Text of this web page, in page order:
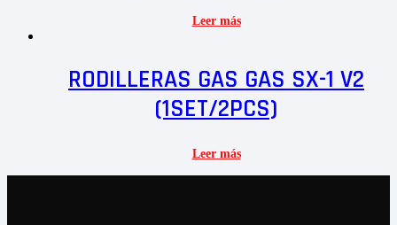
Leer más
RODILLERAS GAS GAS SX-1 V2
(1SET/2PCS)
Leer más